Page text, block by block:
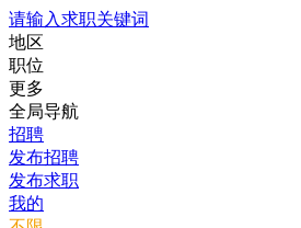
请输入求职关键词
地区
职位
更多
全局导航
招聘
发布招聘
发布求职
我的